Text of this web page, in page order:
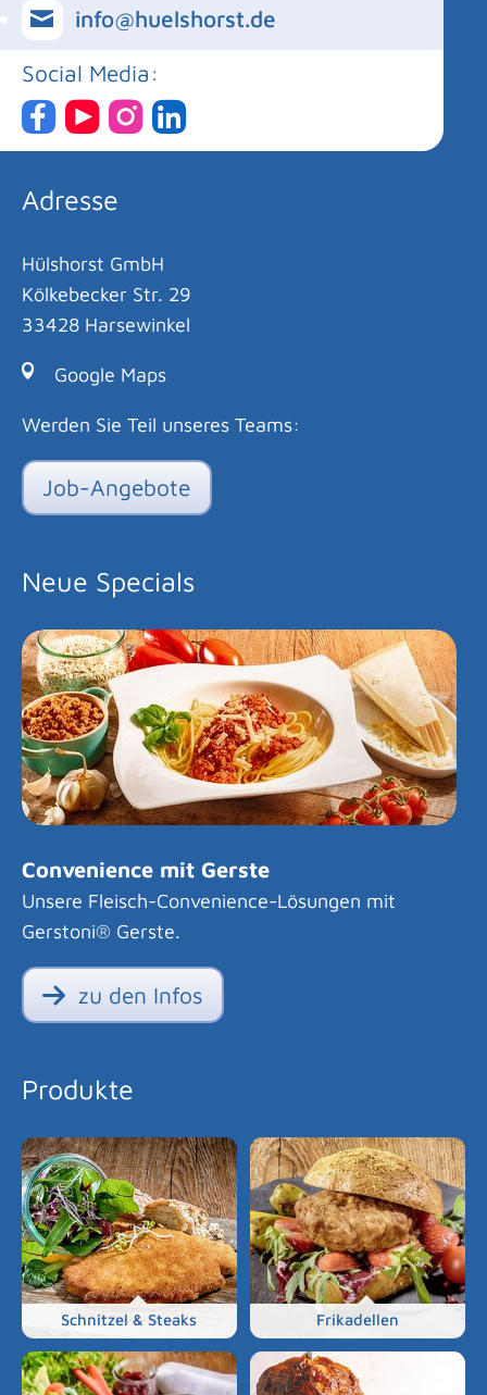
info@huelshorst.de
Social Media:
Adresse
Hülshorst GmbH
Kölkebecker Str. 29
33428 Harsewinkel
Google Maps
Werden Sie Teil unseres Teams:
Job-Angebote
Neue Specials
Convenience mit Gerste
Unsere Fleisch-Convenience-Lösungen mit
Gerstoni® Gerste.
zu den Infos
Produkte
Schnitzel & Steaks Frikadellen